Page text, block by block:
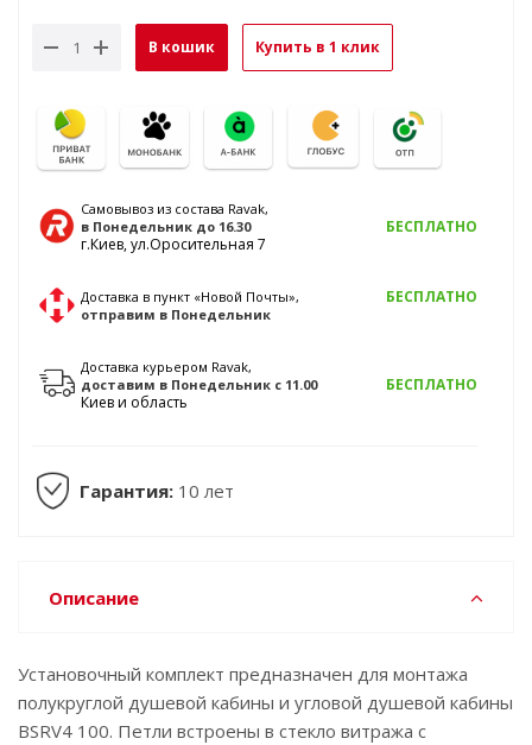
В кошик Купить в 1 клик
Самовывоз из состава Ravak,
в Понедельник до 16.30
г.Киев, ул.Оросительная 7
БЕСПЛАТНО
Доставка в пункт «Новой Почты»,
отправим в Понедельник
БЕСПЛАТНО
Доставка курьером Ravak,
доставим в Понедельник с 11.00
Киев и область
БЕСПЛАТНО
Гарантия: 10 лет
Описание
Установочный комплект предназначен для монтажа
полукруглой душевой кабины и угловой душевой кабины
BSRV4 100. Петли встроены в стекло витража с